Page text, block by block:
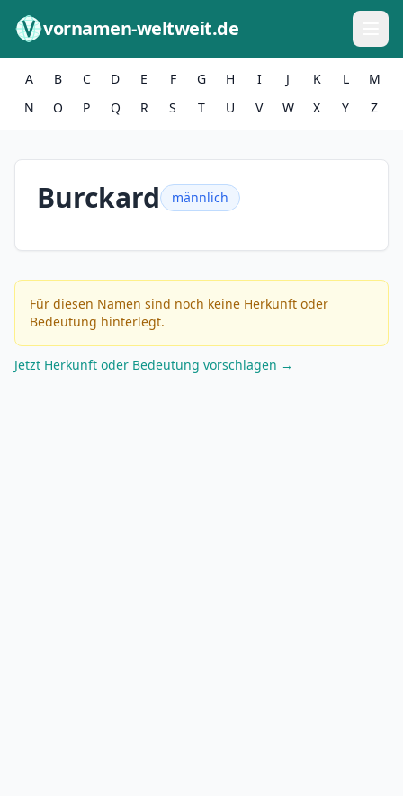
vornamen-weltweit.de
A B C D E F G H I J K L
M
N
O P Q R S T U V W X Y Z
Burckard männlich
Für diesen Namen sind noch keine Herkunft oder
Bedeutung hinterlegt.
Jetzt Herkunft oder Bedeutung vorschlagen →